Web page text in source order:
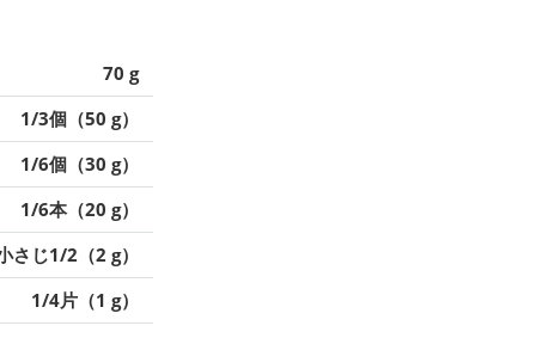
70 g
1/3個（50 g）
1/6個（30 g）
1/6本（20 g）
さじ1/2（2 g）
1/4片（1 g）